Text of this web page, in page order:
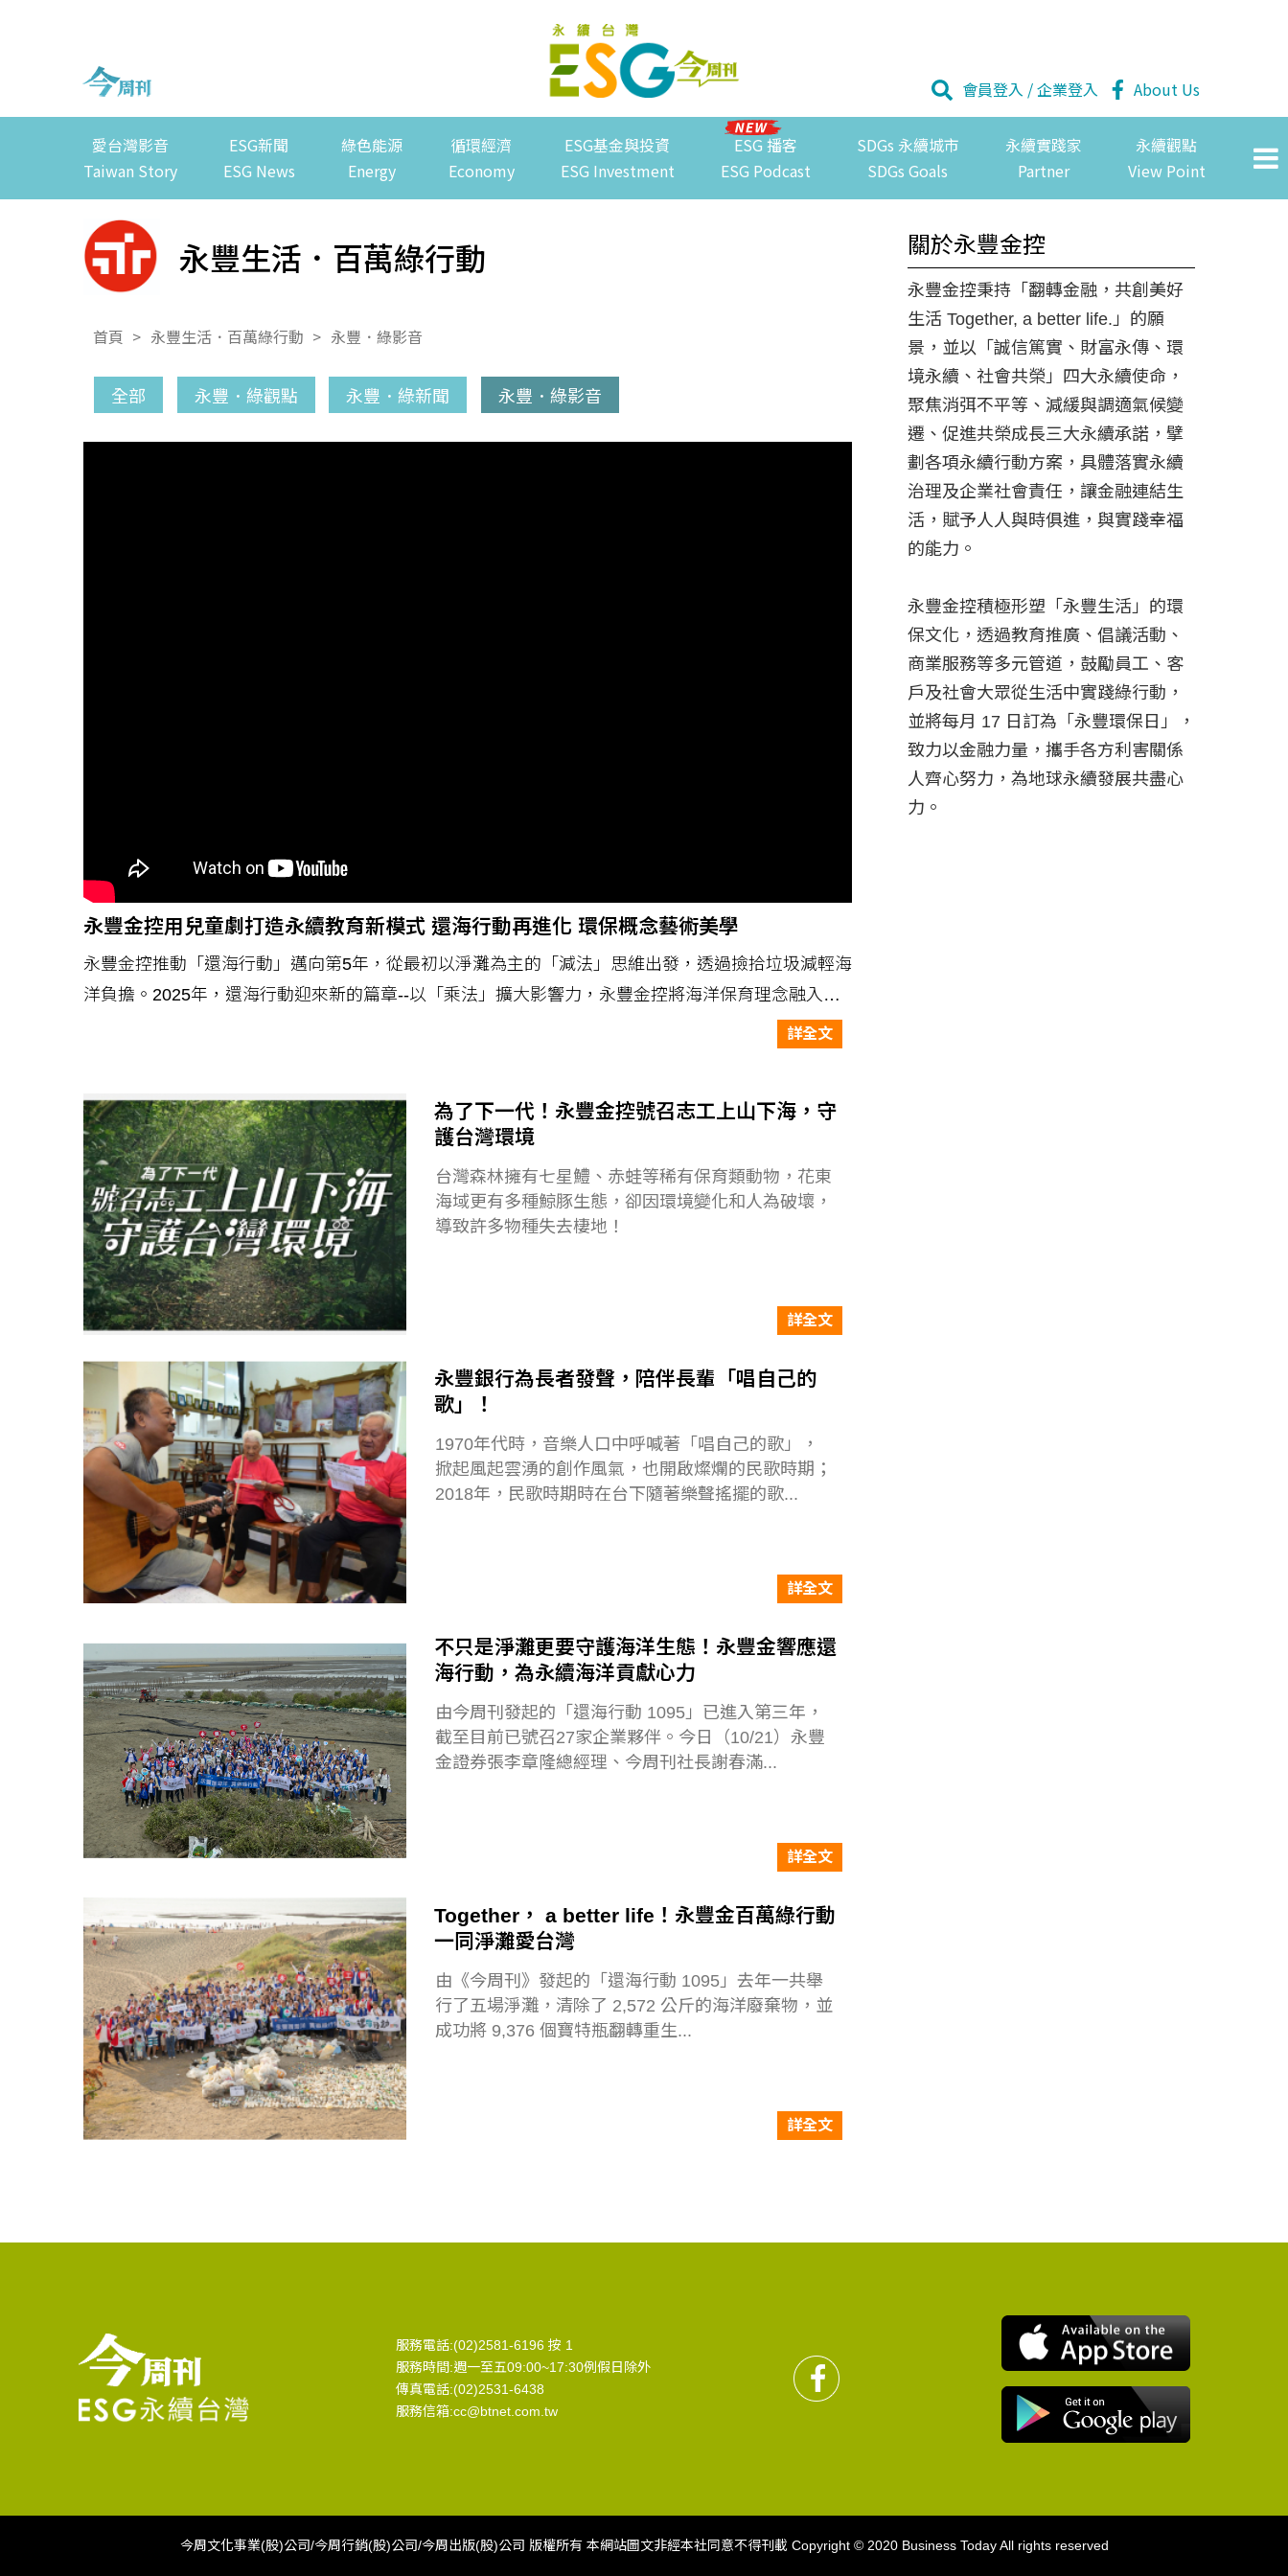
會員登入 /企業登入 About Us
愛台灣影音
Taiwan Story
ESG新聞
ESG News
綠色能源
Energy
循環經濟
Economy
ESG基金與投資
ESG Investment
ESG 播客
ESG Podcast
SDGs 永續城市
SDGs Goals
永續實踐家
Partner
永續觀點
View Point
永豐生活．百萬綠行動
首頁 > 永豐生活．百萬綠行動 > 永豐．綠影音
全部 永豐．綠觀點 永豐．綠新聞 永豐．綠影音
永豐金控用兒童劇打造永續教育新模式 還海行動再進化 環保概念藝術美學
永豐金控推動「還海行動」邁向第5年，從最初以淨灘為主的「減法」思維出發，透過撿拾垃圾減輕海
洋負擔。2025年，還海行動迎來新的篇章--以「乘法」擴大影響力，永豐金控將海洋保育理念融入兒
童劇演出，用故事與角色觸動孩子的情感，讓原本生硬的ESG化為生動易動、喚起共鳴的戲劇故事。
詳全文
為了下一代！永豐金控號召志工上山下海，守
護台灣環境
台灣森林擁有七星鱧、赤蛙等稀有保育類動物，花東
海域更有多種鯨豚生態，卻因環境變化和人為破壞，
導致許多物種失去棲地！
詳全文
永豐銀行為長者發聲，陪伴長輩「唱自己的
歌」！
1970年代時，音樂人口中呼喊著「唱自己的歌」，
掀起風起雲湧的創作風氣，也開啟燦爛的民歌時期；
2018年，民歌時期時在台下隨著樂聲搖擺的歌...
詳全文
不只是淨灘更要守護海洋生態！永豐金響應還
海行動，為永續海洋貢獻心力
由今周刊發起的「還海行動 1095」已進入第三年，
截至目前已號召27家企業夥伴。今日（10/21）永豐
金證券張李章隆總經理、今周刊社長謝春滿...
詳全文
Together， a better life！永豐金百萬綠行動
一同淨灘愛台灣
由《今周刊》發起的「還海行動 1095」去年一共舉
行了五場淨灘，清除了 2,572 公斤的海洋廢棄物，並
成功將 9,376 個寶特瓶翻轉重生...
詳全文
關於永豐金控
永豐金控秉持「翻轉金融，共創美好
生活 Together, a better life.」的願
景，並以「誠信篤實、財富永傳、環
境永續、社會共榮」四大永續使命，
聚焦消弭不平等、減緩與調適氣候變
遷、促進共榮成長三大永續承諾，擘
劃各項永續行動方案，具體落實永續
治理及企業社會責任，讓金融連結生
活，賦予人人與時俱進，與實踐幸福
的能力。
永豐金控積極形塑「永豐生活」的環
保文化，透過教育推廣、倡議活動、
商業服務等多元管道，鼓勵員工、客
戶及社會大眾從生活中實踐綠行動，
並將每月 17 日訂為「永豐環保日」，
致力以金融力量，攜手各方利害關係
人齊心努力，為地球永續發展共盡心
力。
服務電話:(02)2581-6196 按 1
服務時間:週一至五09:00~17:30例假日除外
傳真電話:(02)2531-6438
服務信箱:cc@btnet.com.tw
今周文化事業(股)公司/今周行銷(股)公司/今周出版(股)公司 版權所有 本網站圖文非經本社同意不得刊載 Copyright © 2020 Business Today All rights reserved